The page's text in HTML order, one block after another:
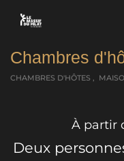
Chambres
CHAMBRES D'HÔTES ,
À partir
Deux